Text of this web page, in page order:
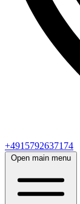
+4915792637174
Open main menu